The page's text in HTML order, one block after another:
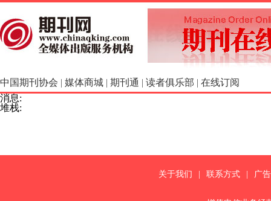
中国期刊协会 | 媒体商城 | 期刊通 | 读者俱乐部 | 在线订阅
消息:
堆栈:
关于我们 联系方式 广